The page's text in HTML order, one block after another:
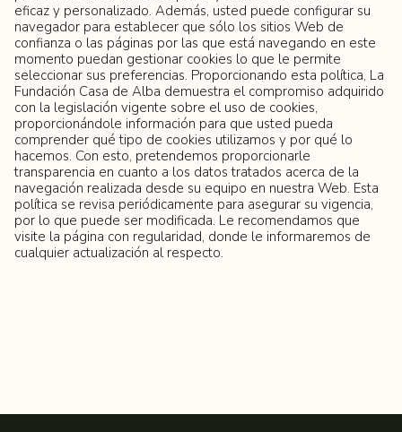
eficaz y personalizado. Además, usted puede configurar su
navegador para establecer que sólo los sitios Web de
confianza o las páginas por las que está navegando en este
momento puedan gestionar cookies lo que le permite
seleccionar sus preferencias. Proporcionando esta política, La
Fundación Casa de Alba demuestra el compromiso adquirido
con la legislación vigente sobre el uso de cookies,
proporcionándole información para que usted pueda
comprender qué tipo de cookies utilizamos y por qué lo
hacemos. Con esto, pretendemos proporcionarle
transparencia en cuanto a los datos tratados acerca de la
navegación realizada desde su equipo en nuestra Web. Esta
política se revisa periódicamente para asegurar su vigencia,
por lo que puede ser modificada. Le recomendamos que
visite la página con regularidad, donde le informaremos de
cualquier actualización al respecto.